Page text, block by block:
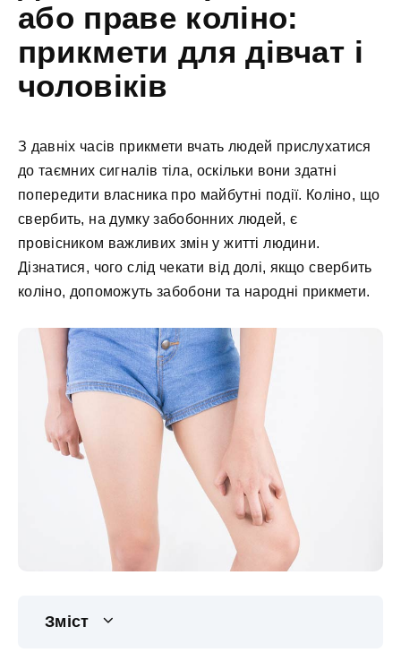
або праве коліно:
прикмети для дівчат і
чоловіків
З давніх часів прикмети вчать людей прислухатися
до таємних сигналів тіла, оскільки вони здатні
попередити власника про майбутні події. Коліно, що
свербить, на думку забобонних людей, є
провісником важливих змін у житті людини.
Дізнатися, чого слід чекати від долі, якщо свербить
коліно, допоможуть забобони та народні прикмети.
Зміст